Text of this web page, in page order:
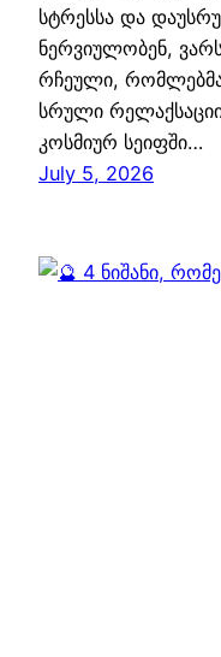
სტრესსა და
ნერვიულობენ,
რჩეული,
სრული
კოსმიურ სეიფში…
July 5, 2026